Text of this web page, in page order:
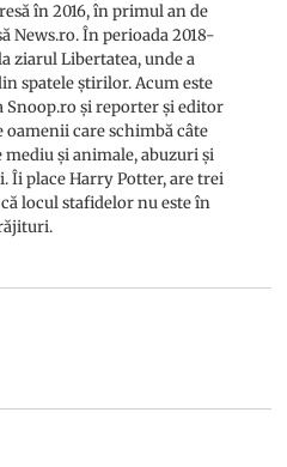
în 2016, în primul an de
News.ro. În perioada 2018-
ziarul Libertatea, unde a
spatele știrilor. Acum este
și reporter și editor
oamenii care schimbă câte
mediu și animale, abuzuri și
Îi place Harry Potter, are trei
locul stafidelor nu este în